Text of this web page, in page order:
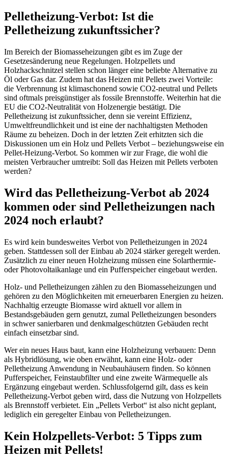
Pelletheizung-Verbot: Ist die
Pelletheizung zukunftssicher?
Im Bereich der Biomasseheizungen gibt es im Zuge der
Gesetzesänderung neue Regelungen. Holzpellets und
Holzhackschnitzel stellen schon länger eine beliebte Alternative zu
Öl oder Gas dar. Zudem hat das Heizen mit Pellets zwei Vorteile:
die Verbrennung ist klimaschonend sowie CO2-neutral und Pellets
sind oftmals preisgünstiger als fossile Brennstoffe. Weiterhin hat die
EU die CO2-Neutralität von Holzenergie bestätigt. Die
Pelletheizung ist zukunftssicher, denn sie vereint Effizienz,
Umweltfreundlichkeit und ist eine der nachhaltigsten Methoden
Räume zu beheizen. Doch in der letzten Zeit erhitzten sich die
Diskussionen um ein Holz und Pellets Verbot – beziehungsweise ein
Pellet-Heizung-Verbot. So kommen wir zur Frage, die wohl die
meisten Verbraucher umtreibt: Soll das Heizen mit Pellets verboten
werden?
Wird das Pelletheizung-Verbot ab 2024
kommen oder sind Pelletheizungen nach
2024 noch erlaubt?
Es wird kein bundesweites Verbot von Pelletheizungen in 2024
geben. Stattdessen soll der Einbau ab 2024 stärker geregelt werden.
Zusätzlich zu einer neuen Holzheizung müssen eine Solarthermie-
oder Photovoltaikanlage und ein Pufferspeicher eingebaut werden.
Holz- und Pelletheizungen zählen zu den Biomasseheizungen und
gehören zu den Möglichkeiten mit erneuerbaren Energien zu heizen.
Nachhaltig erzeugte Biomasse wird aktuell vor allem in
Bestandsgebäuden gern genutzt, zumal Pelletheizungen besonders
in schwer sanierbaren und denkmalgeschützten Gebäuden recht
einfach einsetzbar sind.
Wer ein neues Haus baut, kann eine Holzheizung verbauen: Denn
als Hybridlösung, wie oben erwähnt, kann eine Holz- oder
Pelletheizung Anwendung in Neubauhäusern finden. So können
Pufferspeicher, Feinstaubfilter und eine zweite Wärmequelle als
Ergänzung eingebaut werden. Schlussfolgernd gilt, dass es kein
Pelletheizung-Verbot geben wird, dass die Nutzung von Holzpellets
als Brennstoff verbietet. Ein „Pellets Verbot“ ist also nicht geplant,
lediglich ein geregelter Einbau von Pelletheizungen.
Kein Holzpellets-Verbot: 5 Tipps zum
Heizen mit Pellets!